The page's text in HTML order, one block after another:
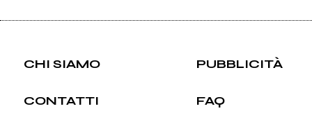
CHI SIAMO PUBBLICITÀ
CONTATTI FAQ